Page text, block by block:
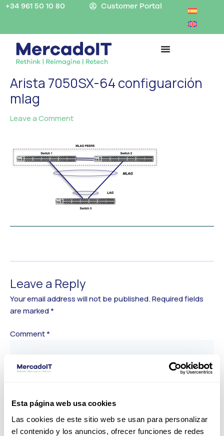
Esta página web usa cookies
Las cookies de este sitio web se usan para personalizar
el contenido y los anuncios, ofrecer funciones de redes
Skip+34 961 50 10 80 Customer Portal
Arista 7050SX-64 configuarción
mlag
Leave a Comment
Leave a Reply
Your email address will not be published.Required fields
are marked*
Comment*